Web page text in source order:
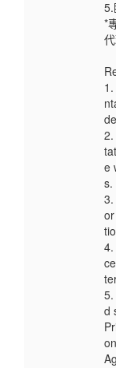
5.
*
e
s.
d
on